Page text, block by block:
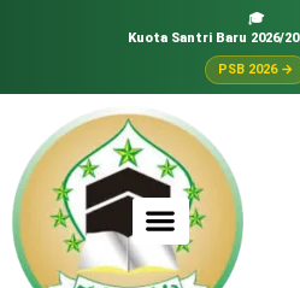
🎓
Kuota Santri Baru 2026/
PSB 2026 →